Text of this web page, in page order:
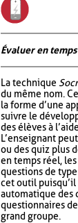
Évaluer en
La technique
du même nom.
la forme d’une
suivre le
des élèves à
L’enseignant
ou des quiz plus
en temps réel,
questions de
cet outil
automatique des
questionnaires
grand groupe.